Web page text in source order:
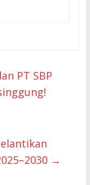
PT SBP
→